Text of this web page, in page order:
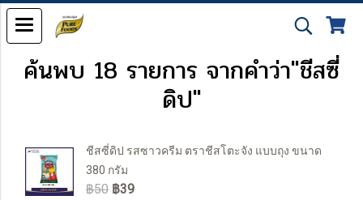
ค้นพบ 18 รายการ จากคำว่า"ชีสซี่
ดิป"
ชีสซี่ดิป รสซาวครีม ตราชีสโตะจัง แบบถุง ขนาด
380 กรัม
฿50 ฿39